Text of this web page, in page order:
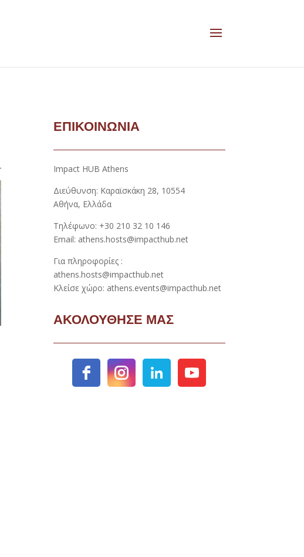
ΕΠΙΚΟΙΝΩΝΙΑ
Impact HUB Athens
Διεύθυνση: Καραϊσκάκη 28, 10554
Αθήνα, Ελλάδα
Τηλέφωνο: +30 210 32 10 146
Email: athens.hosts@impacthub.net
Για πληροφορίες :
athens.hosts@impacthub.net
Κλείσε χώρο: athens.events@impacthub.net
ΑΚΟΛΟΥΘΗΣΕ ΜΑΣ